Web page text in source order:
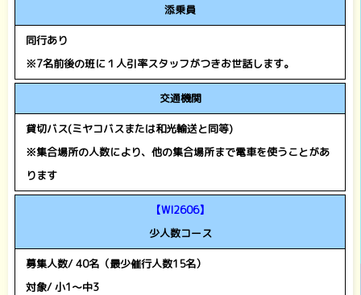
添乗員
同行あり
※7名前後の班に１人引率スタッフがつきお世話します。
交通機関
貸切バス(ミヤコバスまたは和光輸送と同等)
※集合場所の人数により、他の集合場所まで電車を使うことがあ
ります
【WI2606】
少人数コース
募集人数/ 40名（最少催行人数15名）
対象/ 小1～中3